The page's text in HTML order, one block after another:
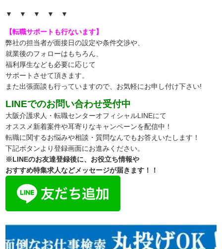
▼ ▼ ▼ ▼ ▼
【転職サポートも行ないます】
弊社の担当者が面接日の設定や条件交渉や、
就業後のフォローはもちろん、
福利厚生なども必要に応じて
サポートさせて頂きます。
また出張面談も行っていますので、 お気軽にお申し付け下さい!
LINEでのお問い合わせ受付中
大阪介護求人・転職センターオフィシャルLINEにて
オススメ新着案件や耳寄りなキャンペーンを配信中！
転職に関するお悩みや相談・質問なんでもお答えいたします！
下記ボタンより登録画面にお進みください。
※LINEのお友達登録後に、お役立ち情報や
おすすめ特集求人などメッセージが届きます！！